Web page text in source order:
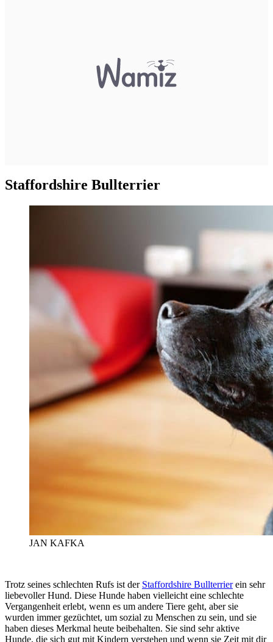
Staffordshire Bullterrier
JAN KAFKA
Trotz seines schlechten Rufs ist der Staffordshire Bullterrierein sehr
liebevoller Hund. Diese Hunde haben vielleicht eine schlechte
Vergangenheit erlebt, wenn es um andere Tiere geht, aber sie
wurden immer gezüchtet, um sozial zu Menschen zu sein, und sie
haben dieses Merkmal heute beibehalten. Sie sind sehr aktive
Hunde, die sich gut mit Kindern verstehen und wenn sie Zeit mit dir